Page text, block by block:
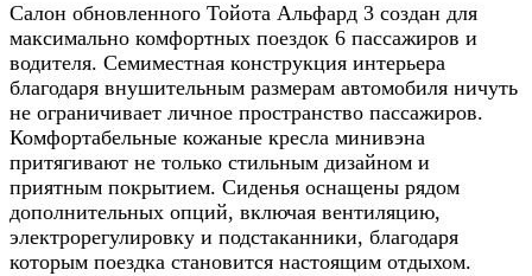
Салон обновленного Тойота Альфард 3 создан для
максимально комфортных поездок 6 пассажиров и
водителя. Семиместная конструкция интерьера
благодаря внушительным размерам автомобиля ничуть
не ограничивает личное пространство пассажиров.
Комфортабельные кожаные кресла минивэна
притягивают не только стильным дизайном и
приятным покрытием. Сиденья оснащены рядом
дополнительных опций, включая вентиляцию,
электрорегулировку и подстаканники, благодаря
которым поездка становится настоящим отдыхом.